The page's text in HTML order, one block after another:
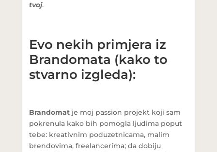
tvoj.
Evo nekih primjera iz
Brandomata (kako to
stvarno izgleda):
Brandomatje moj passion projekt koji sam
pokrenula kako bih pomogla ljudima poput
tebe: kreativnim poduzetnicama, malim
brendovima, freelancerima; da dobiju